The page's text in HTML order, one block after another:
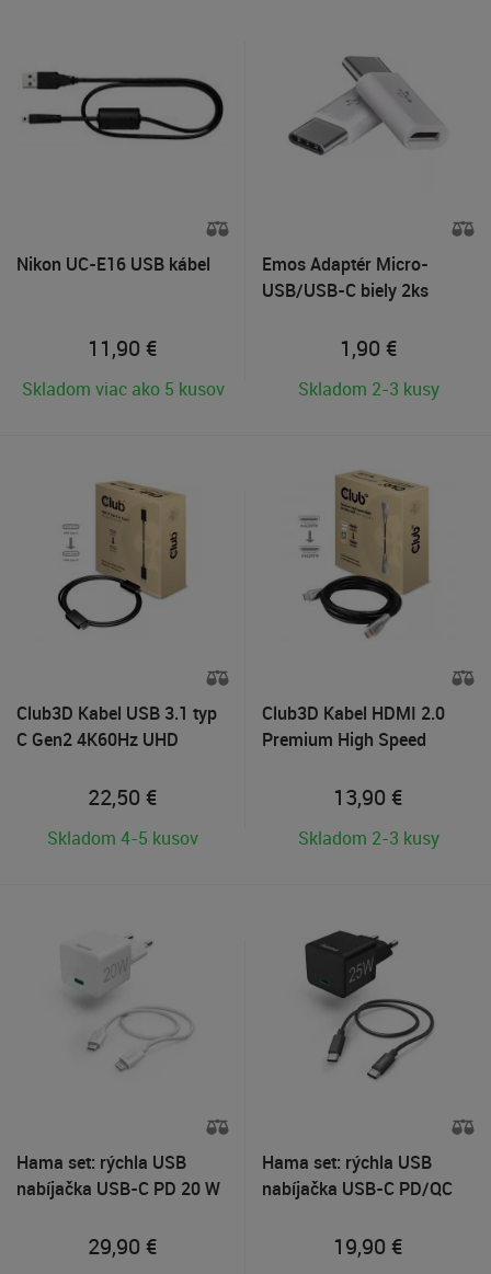
Nikon UC-E16 USB kábel
11,90 €
Skladom viac ako 5 kusov
Emos Adaptér Micro-
USB/USB-C biely 2ks
1,90 €
Skladom 2-3 kusy
Club3D Kabel USB 3.1 typ
C Gen2 4K60Hz UHD
(M/M), 80cm22,50 €
Skladom 4-5 kusov
Club3D Kabel HDMI 2.0
Premium High Speed
13,90 €
Skladom 2-3 kusy
Hama set: rýchla USB
nabíjačka USB-C PD 20 W
29,90 €
Hama set: rýchla USB
nabíjačka USB-C PD/QC
19,90 €